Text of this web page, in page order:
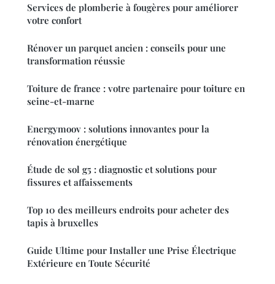
Services de plomberie à fougères pour améliorer
votre confort
Rénover un parquet ancien : conseils pour une
transformation réussie
Toiture de france : votre partenaire pour toiture en
seine-et-marne
Energymoov : solutions innovantes pour la
rénovation énergétique
Étude de sol g5 : diagnostic et solutions pour
fissures et affaissements
Top 10 des meilleurs endroits pour acheter des
tapis à bruxelles
Guide Ultime pour Installer une Prise Électrique
Extérieure en Toute Sécurité